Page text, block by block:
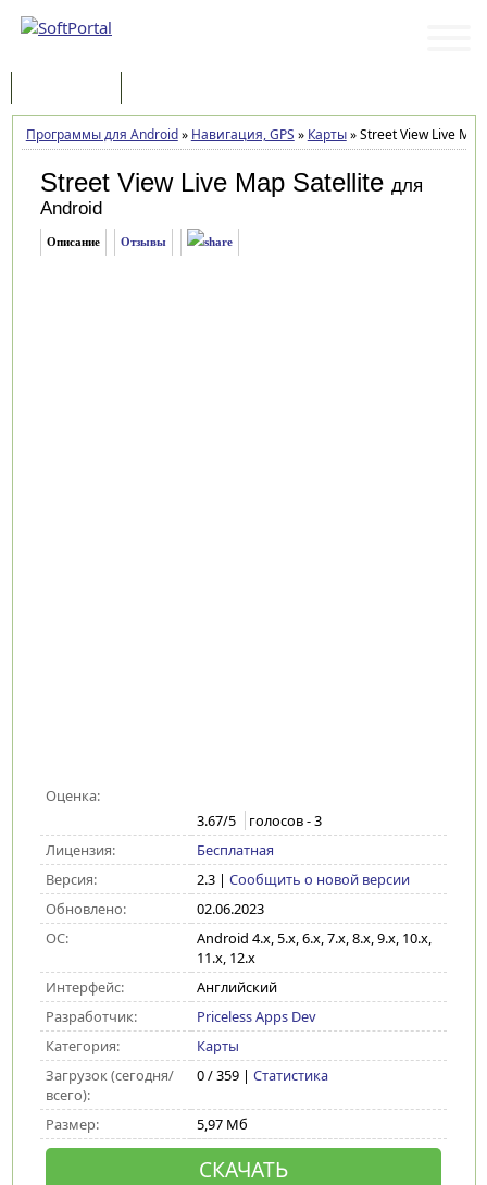
Программы для Android» Навигация, GPS » Карты»Street View Live
Street View Live Map Satellite для
Android
Описание Отзывы
Оценка:
3.67/5 голосов -3
Лицензия:
Бесплатная
Версия:
2.3| Сообщить о новой версии
Обновлено:
02.06.2023
ОС:
Android 4.x, 5.x, 6.x, 7.x, 8.x, 9.x, 10.x,
11.x, 12.x
Интерфейс:
Английский
Разработчик:
Priceless Apps Dev
Категория:
Карты
Загрузок (сегодня/
всего):
0 / 359 | Статистика
Размер: 5,97 Мб
СКАЧАТЬ